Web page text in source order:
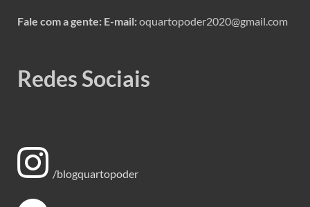
Fale com a gente: E-mail:oquartopoder2020@gmail.com
Redes Sociais
/blogquartopoder